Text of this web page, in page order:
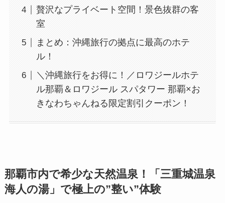
贅沢なプライベート空間！景色抜群の客
室
まとめ：沖縄旅行の拠点に最高のホテ
ル！
＼沖縄旅行をお得に！／ロワジールホテ
ル那覇＆ロワジール スパタワー 那覇×お
きなわちゃんねる限定割引クーポン！
那覇市内で希少な天然温泉！「三重城温泉
海人の湯」で極上の”整い”体験